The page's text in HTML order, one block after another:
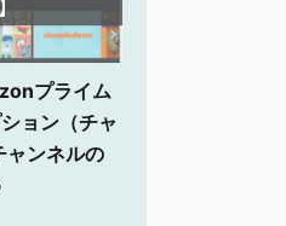
プライム
ョン（チャ
ャンネルの